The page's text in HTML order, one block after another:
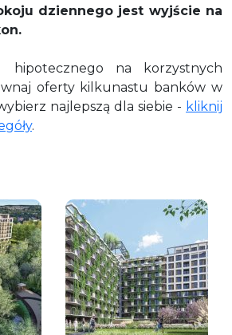
dziennego jest wyjście na
hipotecznego na korzystnych
oferty kilkunastu banków w
najlepszą dla siebie - kliknij
.